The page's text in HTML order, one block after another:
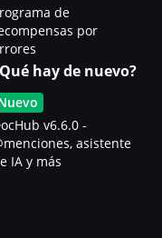
de
por
hay de nuevo?
v6.6.0 -
asistente
IA y más